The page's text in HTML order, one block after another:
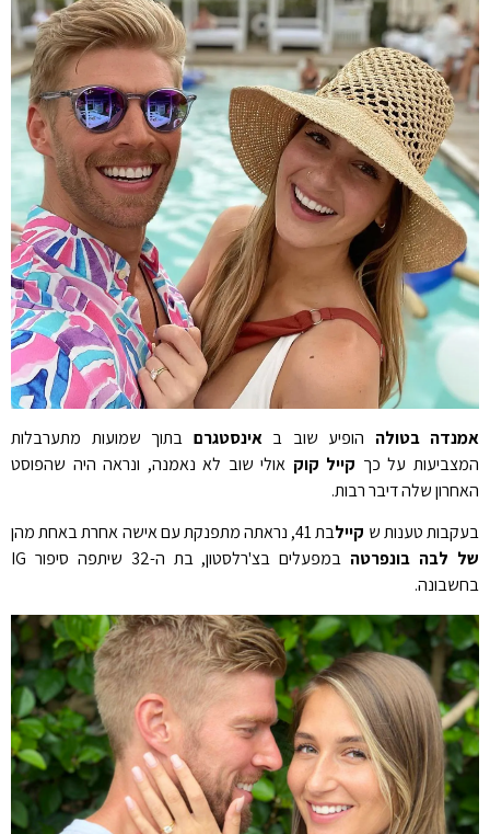
אמנדה בטולה הופיע שוב באינסטגרם בתוך שמועות מתערבלות
המצביעות על כך קייל קוק אולי שוב לא נאמנה, ונראה היה שהפוסט
האחרון שלה דיבר רבות.
בעקבות טענות ש קיילבת 41, נראתה מתפנקת עם אישה אחרת באחת מהן
של לבה בונפרטה
במפעלים בצ'רלסטון, בת ה-32 שיתפה סיפור IG
בחשבונה.